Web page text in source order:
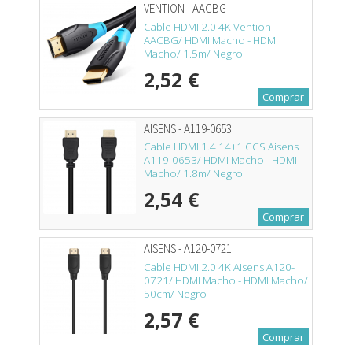
VENTION - AACBG
Cable HDMI 2.0 4K Vention
AACBG/ HDMI Macho - HDMI
Macho/ 1.5m/ Negro
2,52 €
Comprar
AISENS - A119-0653
Cable HDMI 1.4 14+1 CCS Aisens
A119-0653/ HDMI Macho - HDMI
Macho/ 1.8m/ Negro
2,54 €
Comprar
AISENS - A120-0721
Cable HDMI 2.0 4K Aisens A120-
0721/ HDMI Macho - HDMI Macho/
50cm/ Negro
2,57 €
Comprar